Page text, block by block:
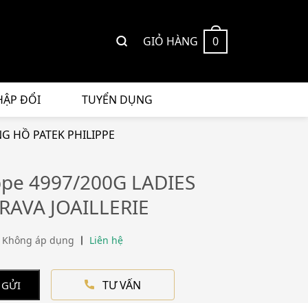
GIỎ HÀNG 0
ĐỔI TUYỂN DỤNG
HỒ PATEK PHILIPPE
4997/200G LADIES
JOAILLERIE
Không áp dụng Liên hệ
TƯ VẤN